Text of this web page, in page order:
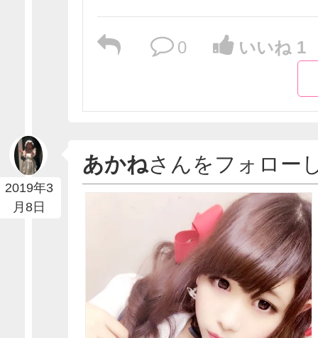
0 いいね 1
2019年3
月8日
あかねさんをフォロー